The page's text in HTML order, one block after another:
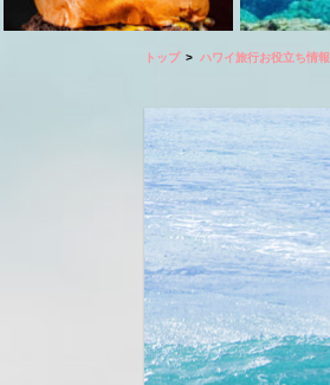
トップ ハワイ旅行お役立ち情報